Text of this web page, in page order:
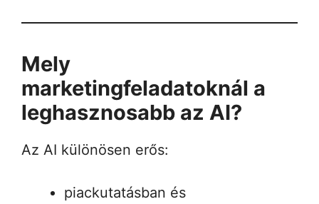
Mely
marketingfeladatoknál a
leghasznosabb az AI?
Az AI különösen erős:
piackutatásban és